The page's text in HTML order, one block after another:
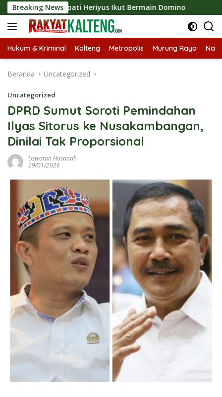
Langsung
ke
konten
Breaking News
Bupati Heriyus Ikut Bermain Domino Tekan
Hukum & Kriminal Kalteng Metropolis Murung Raya
Beranda Uncategorized
Uncategorized
DPRD Sumut Soroti Pemindahan
Ilyas Sitorus ke Nusakambangan,
Dinilai Tak Proporsional
Uswatun Hasanah
29/01/2026